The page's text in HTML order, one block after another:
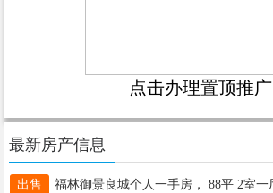
点击办理置顶推广
最新房产信息
出售